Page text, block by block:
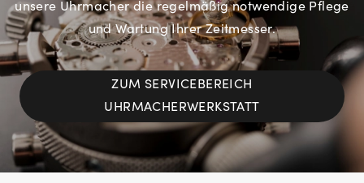
unsere Uhrmacher die regelmäßig notwendige Pflege
und Wartung Ihrer Zeitmesser.
ZUM SERVICEBEREICH
UHRMACHERWERKSTATT